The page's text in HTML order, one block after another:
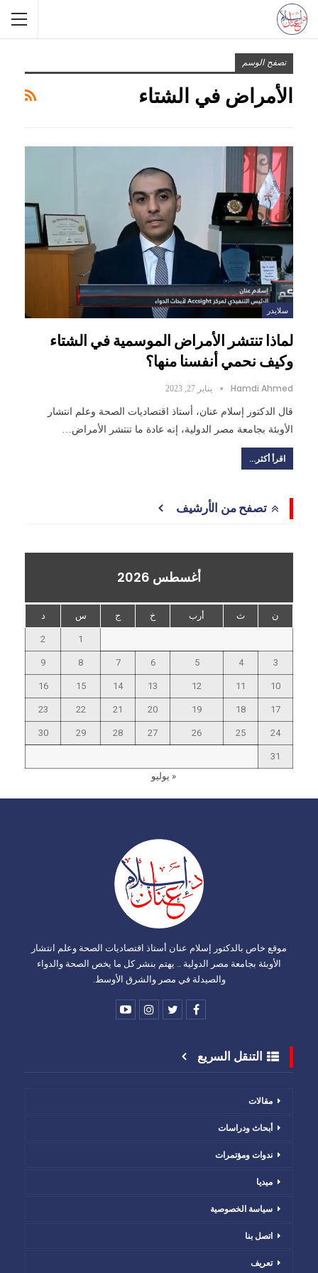
تصفح الوسم
الأمراض في الشتاء
سلايدر
لماذا تنتشر الأمراض الموسمية في الشتاء
وكيف نحمي أنفسنا منها؟
Hamdi Ahmed يناير 27, 2023
قال الدكتور إسلام عنان، أستاذ اقتصاديات الصحة وعلم انتشار
الأوبئة بجامعة مصر الدولية، إنه عادة ما تنتشر الأمراض…
اقرأ أكثر...
تصفح من الأرشيف
أغسطس 2026
ن ث أرب خ ج س د
1
2
3
4
5
6
7
8
9
10
11
12
13
14
15
16
17
18
19
20
21
22
23
24
25
26
27
28
29
30
31
« يوليو
موقع خاص بالدكتور إسلام عنان أستاذ اقتصاديات الصحة وعلم انتشار
الأوبئة بجامعة مصر الدولية .. يهتم بنشر كل ما يخص الصحة والدواء
والصيدلة في مصر والشرق الأوسط.
التنقل السريع
مقالات
أبحاث ودراسات
ندوات ومؤتمرات
ميديا
سياسة الخصوصية
اتصل بنا
تعريف